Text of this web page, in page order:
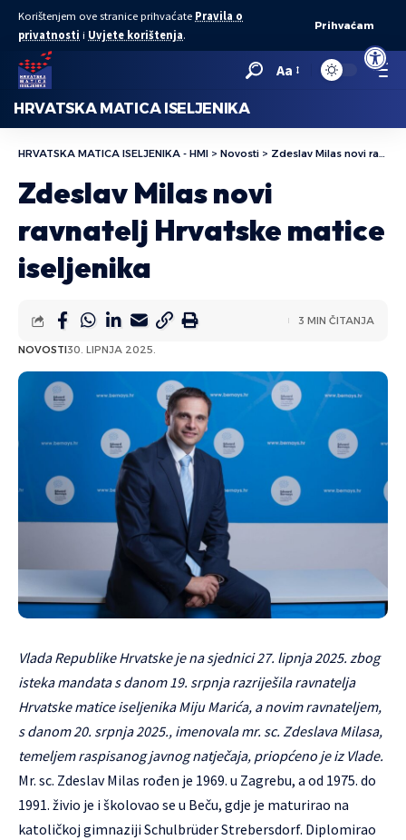
Open
Korištenjem ove stranice prihvaćate Pravila o
privatnosti i Uvjete korištenja.
Prihvaćam
Aa
HRVATSKA MATICA ISELJENIKA
HRVATSKA MATICA ISELJENIKA - HMI > Novosti > Zdeslav Milas novi ravnatelj Hrvatske matice iseljenika
Zdeslav Milas novi
ravnatelj Hrvatske matice
iseljenika
NOVOSTI30. LIPNJA 2025.
3 MIN ČITANJA
Vlada Republike Hrvatske je na sjednici 27. lipnja 2025. zbog
isteka mandata s danom 19. srpnja razriješila ravnatelja
Hrvatske matice iseljenika Miju Marića, a novim ravnateljem,
s danom 20. srpnja 2025., imenovala mr. sc. Zdeslava Milasa,
temeljem raspisanog javnog natječaja, priopćeno je iz Vlade.
Mr. sc. Zdeslav Milas rođen je 1969. u Zagrebu, a od 1975. do
1991. živio je i školovao se u Beču, gdje je maturirao na
katoličkoj gimnaziji Schulbrüder Strebersdorf. Diplomirao